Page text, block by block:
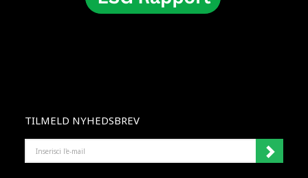
TILMELD NYHEDSBREV
MAIL